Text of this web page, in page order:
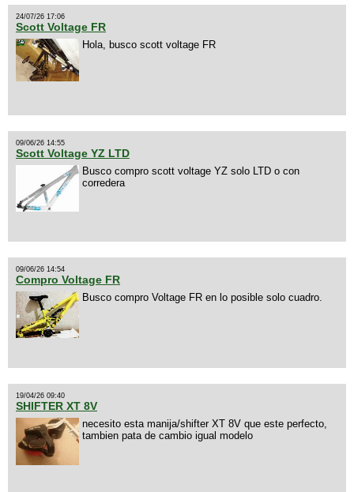
24/07/26 17:06
Scott Voltage FR
Hola, busco scott voltage FR
09/06/26 14:55
Scott Voltage YZ LTD
Busco compro scott voltage YZ solo LTD o con
corredera
09/06/26 14:54
Compro Voltage FR
Busco compro Voltage FR en lo posible solo cuadro.
19/04/26 09:40
SHIFTER XT 8V
necesito esta manija/shifter XT 8V que este perfecto,
tambien pata de cambio igual modelo